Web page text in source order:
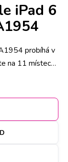
iPad 6
probíhá v
na 11 místech
náročnější
Apple iPad 6
také může
zaveze zpět.
a za díly